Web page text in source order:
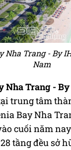
Nha Trang - By
Nam
Nha Trang -
trung tâm
Bay Nha
cuối năm
tầng đều sở